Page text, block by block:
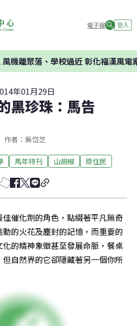
電子報 登入
離聚落、學校過近 彰化福漢風電案環
年01月29日
黑珍珠：馬告
作者：吳岱芝
馬年特刊 山胡椒 原住民
催化劑的角色，點綴著平凡無奇
的火花及塵封的記憶，而重要的
的精神象徵甚至發展命脈，餐桌
自然界的它卻隱藏著另一個你所